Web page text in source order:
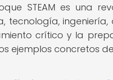
STEAM es una
tecnología,
crítico y la
ejemplos concretos